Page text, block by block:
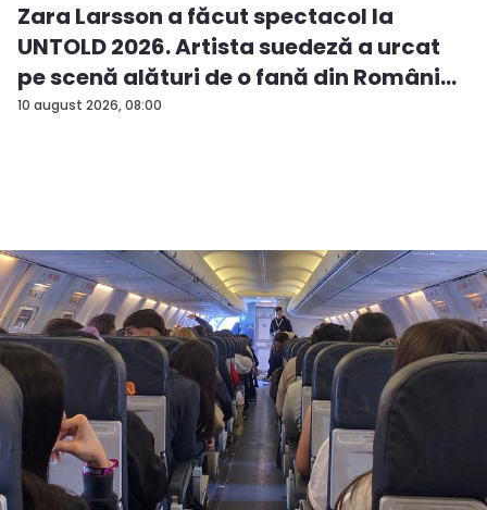
10 august 2026, 08:00
Zara Larsson a făcut spectacol la
UNTOLD 2026. Artista suedeză a urcat
pe scenă alături de o fană din Români...